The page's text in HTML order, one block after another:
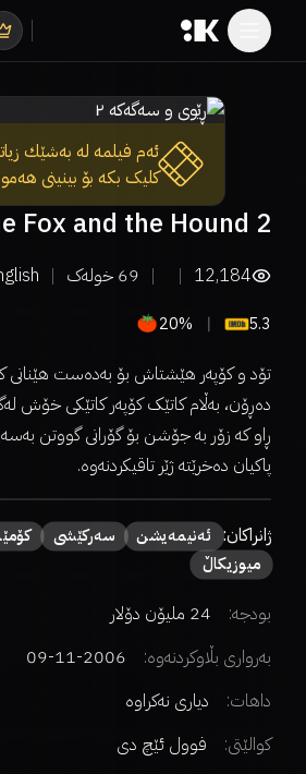
ئەم فیلمە لە بەشێك
کلیک بکە بۆ بینینی
Fox and the Hound 2
12,184
69 خولەک
5.3
20%
تۆد و کۆپەر هێشتاش بۆ بەدەست هێنانی
دەڕۆن، بەڵام کاتێک کۆپەر کاتێکی خۆش
ڕاو کە زۆر بە جۆشن بۆ گۆرانی گووتن
پاکیان دەخرێتە ژێر تاقیکردنەوە.
ژانراکان: ئەنیمەیشن سەركێشی
میوزیكاڵ
بودجە:
24 ملیۆن دۆلار
بەرواری بڵاوکردنەوە:
2006-11-09
داهات:
دیاری نەکراوە
کوالێتی:
فوول ئێچ دی